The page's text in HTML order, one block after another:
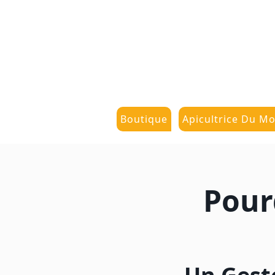
Boutique Apicultrice Du